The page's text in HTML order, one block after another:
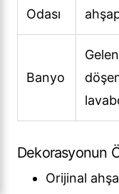
Odası
Banyo
Dekorasyonun
Orijinal